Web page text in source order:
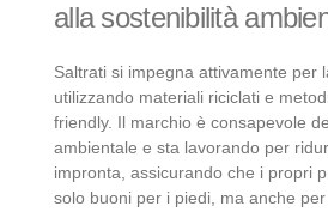
alla sostenibilità
Saltrati si impegna attivamente per
utilizzando materiali riciclati e
friendly. Il marchio è consapevole
ambientale e sta lavorando per
impronta, assicurando che i propri
solo buoni per i piedi, ma anche per